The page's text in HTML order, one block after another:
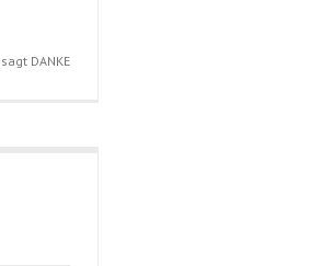
DANKE